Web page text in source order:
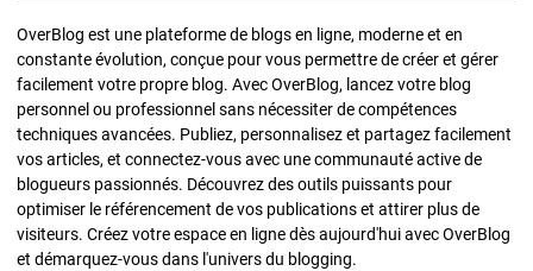
OverBlog est une plateforme de blogs en ligne, moderne et en
constante évolution, conçue pour vous permettre de créer et gérer
facilement votre propre blog. Avec OverBlog, lancez votre blog
personnel ou professionnel sans nécessiter de compétences
techniques avancées. Publiez, personnalisez et partagez facilement
vos articles, et connectez-vous avec une communauté active de
blogueurs passionnés. Découvrez des outils puissants pour
optimiser le référencement de vos publications et attirer plus de
visiteurs. Créez votre espace en ligne dès aujourd'hui avec OverBlog
et démarquez-vous dans l'univers du blogging.